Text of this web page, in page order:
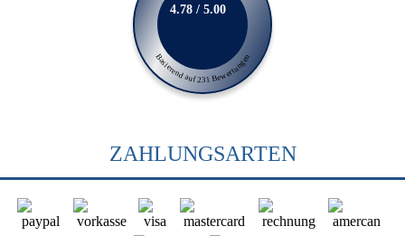
Basierend auf 231 Bewertungen
4.78 / 5.00
ZAHLUNGSARTEN